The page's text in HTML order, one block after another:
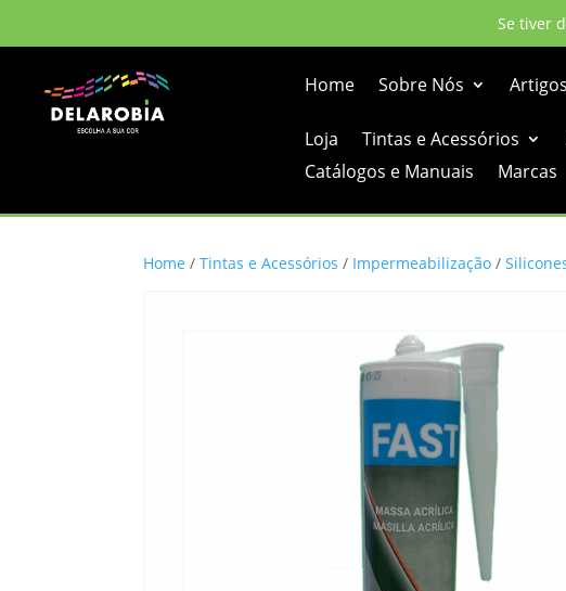
Se tiver
Home Sobre Nós Artigos
Loja Tintas e Acessórios
Catálogos e Manuais
Marcas
Home / Tintas e Acessórios / Impermeabilização /